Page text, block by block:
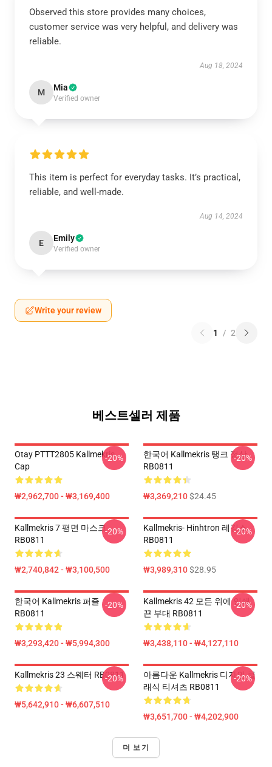
Observed this store provides many choices,
customer service was very helpful, and delivery was
reliable.
Aug 18, 2024
M Mia
Verified owner
This item is perfect for everyday tasks. It’s practical,
reliable, and well-made.
Aug 14, 2024
E Emily
Verified owner
Write your review
1 / 2
베스트셀러 제품
Otay PTTT2805 Kallmekris
Cap
₩2,962,700 - ₩3,169,400
-20%
한국어 Kallmekris 탱크 정상
RB0811
₩3,369,210$24.45
-20%
Kallmekris 7 평면 마스크
RB0811
₩2,740,842 - ₩3,100,500
-20%
Kallmekris- Hinhtron 레깅스
RB0811
₩3,989,310$28.95
-20%
한국어 Kallmekris 퍼즐
RB0811
₩3,293,420 - ₩5,994,300
-20%
Kallmekris 42 모든 위에 인쇄
끈 부대 RB0811
₩3,438,110 - ₩4,127,110
-20%
Kallmekris 23 스웨터 RB0811
₩5,642,910 - ₩6,607,510
-20%
아름다운 Kallmekris 디자인 클
래식 티셔츠 RB0811
₩3,651,700 - ₩4,202,900
-20%
더 보기